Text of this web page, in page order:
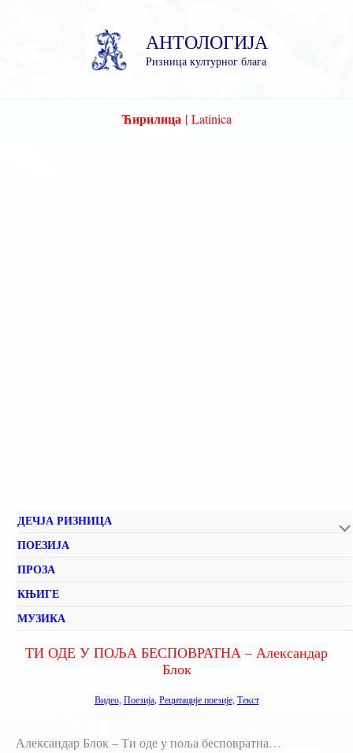
АНТОЛОГИЈА
Ризница културног блага
Ћирилица | Latinica
ДЕЧЈА РИЗНИЦА
ПОЕЗИЈА
ПРОЗА
КЊИГЕ
МУЗИКА
ТИ ОДЕ У ПОЉА БЕСПОВРАТНА – Александар
Блок
Видео, Поезија, Рецитације поезије, Текст
Александар Блок – Ти оде у поља бесповратна…